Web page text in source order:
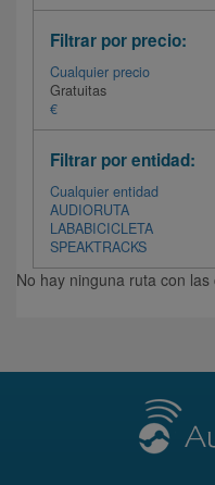
Filtrar por precio:
Cualquier precio
Gratuitas
€
Filtrar por entidad:
Cualquier entidad
AUDIORUTA
LABABICICLETA
SPEAKTRACKS
No hay ninguna ruta con